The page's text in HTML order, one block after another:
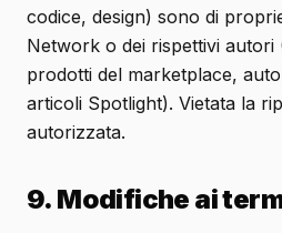
codice, design) sono di
Network o dei rispettivi
prodotti del marketplace,
articoli Spotlight). Vietata la
autorizzata.
9. Modifiche ai